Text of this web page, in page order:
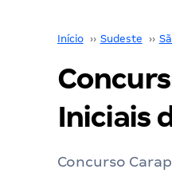
Início ›› Sudeste ››
Iniciais
Concurso